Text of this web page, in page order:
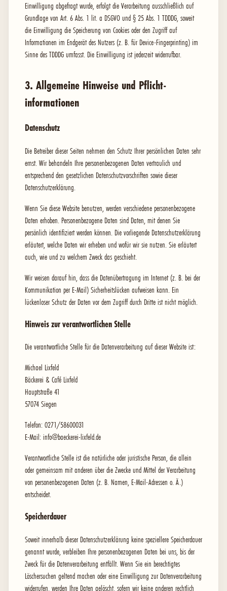
Einwilligung abgefragt wurde, erfolgt die Verarbeitung ausschließlich auf
Grundlage von Art. 6 Abs. 1 lit. a DSGVO und § 25 Abs. 1 TDDDG, soweit
die Einwilligung die Speicherung von Cookies oder den Zugriff auf
Informationen im Endgerät des Nutzers (z. B. für Device-Fingerprinting) im
Sinne des TDDDG umfasst. Die Einwilligung ist jederzeit widerrufbar.
3. Allgemeine Hinweise und Pflicht­
informationen
Datenschutz
Die Betreiber dieser Seiten nehmen den Schutz Ihrer persönlichen Daten sehr
ernst. Wir behandeln Ihre personenbezogenen Daten vertraulich und
entsprechend den gesetzlichen Datenschutzvorschriften sowie dieser
Datenschutzerklärung.
Wenn Sie diese Website benutzen, werden verschiedene personenbezogene
Daten erhoben. Personenbezogene Daten sind Daten, mit denen Sie
persönlich identifiziert werden können. Die vorliegende Datenschutzerklärung
erläutert, welche Daten wir erheben und wofür wir sie nutzen. Sie erläutert
auch, wie und zu welchem Zweck das geschieht.
Wir weisen darauf hin, dass die Datenübertragung im Internet (z. B. bei der
Kommunikation per E-Mail) Sicherheitslücken aufweisen kann. Ein
lückenloser Schutz der Daten vor dem Zugriff durch Dritte ist nicht möglich.
Hinweis zur verantwortlichen Stelle
Die verantwortliche Stelle für die Datenverarbeitung auf dieser Website ist:
Michael Lixfeld
Bäckerei & Café Lixfeld
Hauptstraße 41
57074 Siegen
Telefon: 0271/58600031
E-Mail: info@baeckerei-lixfeld.de
Verantwortliche Stelle ist die natürliche oder juristische Person, die allein
oder gemeinsam mit anderen über die Zwecke und Mittel der Verarbeitung
von personenbezogenen Daten (z. B. Namen, E-Mail-Adressen o. Ä.)
entscheidet.
Speicherdauer
Soweit innerhalb dieser Datenschutzerklärung keine speziellere Speicherdauer
genannt wurde, verbleiben Ihre personenbezogenen Daten bei uns, bis der
Zweck für die Datenverarbeitung entfällt. Wenn Sie ein berechtigtes
Löschersuchen geltend machen oder eine Einwilligung zur Datenverarbeitung
widerrufen, werden Ihre Daten gelöscht, sofern wir keine anderen rechtlich